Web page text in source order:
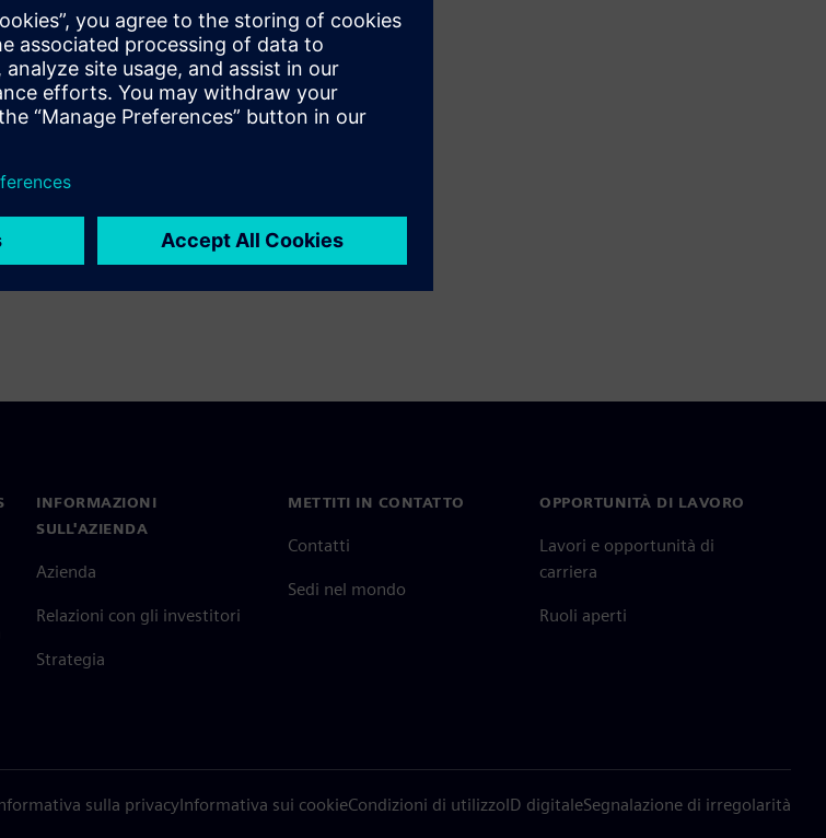
design
and
INFORMAZIONI
SULL'AZIENDA
Azienda
Relazioni con gli investitori
Strategia
METTITI IN CONTATTO
Contatti
Sedi nel mondo
OPPORTUNITÀ DI LAVORO
Lavori e opportunità di
carriera
Ruoli aperti
sulla privacyInformativa sui cookieCondizioni di utilizzoID digitaleSegnalazione di irregolarità